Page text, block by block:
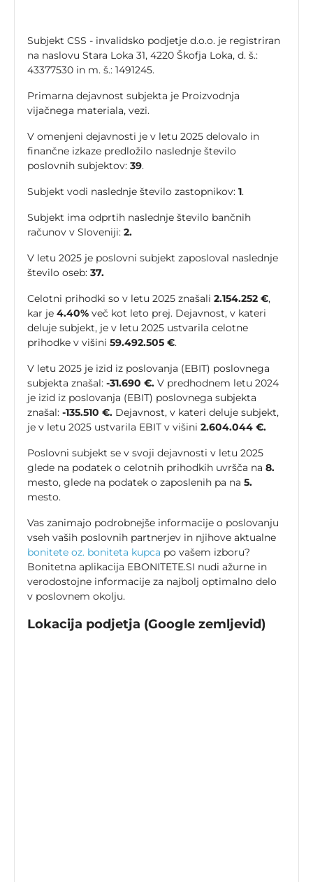
Subjekt CSS - invalidsko podjetje d.o.o. je registriran
na naslovu Stara Loka 31, 4220 Škofja Loka, d. š.:
43377530 in m. š.: 1491245.
Primarna dejavnost subjekta je Proizvodnja
vijačnega materiala, vezi.
V omenjeni dejavnosti je v letu 2025 delovalo in
finančne izkaze predložilo naslednje število
poslovnih subjektov: 39.
Subjekt vodi naslednje število zastopnikov: 1.
Subjekt ima odprtih naslednje število bančnih
računov v Sloveniji: 2.
V letu 2025 je poslovni subjekt zaposloval naslednje
število oseb: 37.
Celotni prihodki so v letu 2025 znašali 2.154.252 €,
kar je 4.40% več kot leto prej. Dejavnost, v kateri
deluje subjekt, je v letu 2025 ustvarila celotne
prihodke v višini 59.492.505 €.
V letu 2025 je izid iz poslovanja (EBIT) poslovnega
subjekta znašal: -31.690 €. V predhodnem letu 2024
je izid iz poslovanja (EBIT) poslovnega subjekta
znašal: -135.510 €. Dejavnost, v kateri deluje subjekt,
je v letu 2025 ustvarila EBIT v višini 2.604.044 €.
Poslovni subjekt se v svoji dejavnosti v letu 2025
glede na podatek o celotnih prihodkih uvršča na 8.
mesto, glede na podatek o zaposlenih pa na 5.
mesto.
Vas zanimajo podrobnejše informacije o poslovanju
vseh vaših poslovnih partnerjev in njihove aktualne
bonitete oz. boniteta kupca po vašem izboru?
Bonitetna aplikacija EBONITETE.SI nudi ažurne in
verodostojne informacije za najbolj optimalno delo
v poslovnem okolju.
Lokacija podjetja (Google zemljevid)